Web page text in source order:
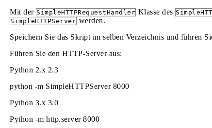
Mit der SimpleHTTPRequestHandler Klasse des
SimpleHTTPServer werden.
Speichern Sie das Skript im selben Verzeichnis und führen
Führen Sie den HTTP-Server aus:
Python 2.x 2.3
python -m SimpleHTTPServer 8000
Python 3.x 3.0
Python -m http.server 8000